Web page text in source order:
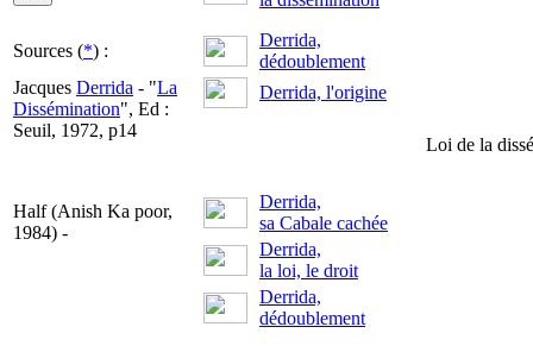
Sources (*) :
Derrida,
dédoublement
Jacques Derrida - "La
Dissémination", Ed :
Seuil, 1972, p14
Half (Anish Ka poor,
1984) -
Derrida, l'origine
Loi de la
Derrida,
sa Cabale cachée
Derrida,
la loi, le droit
Derrida,
dédoublement